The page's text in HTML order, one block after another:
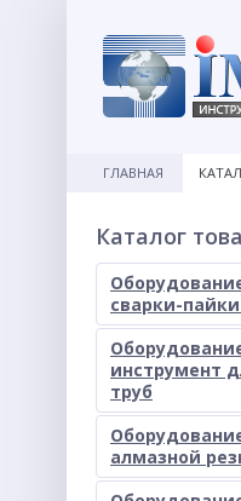
ГЛАВНАЯ
Каталог
сварки-
инструмент
труб
алмазной